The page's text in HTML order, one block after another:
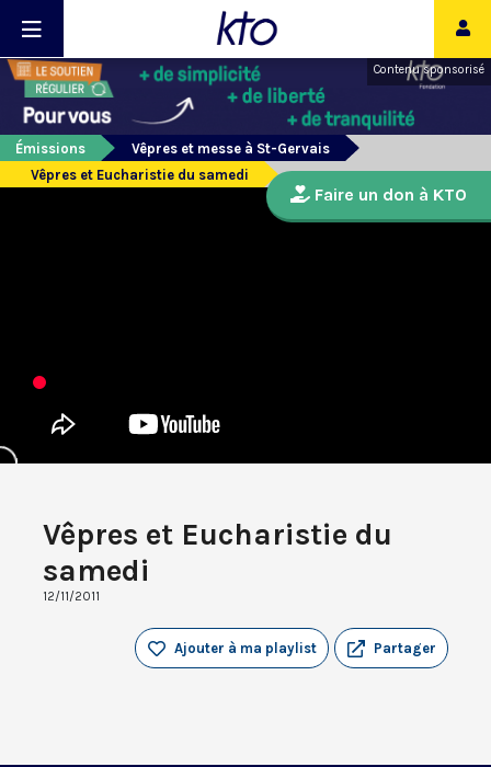
Contenu sponsorisé
Émissions
Vêpres et messe à St-Gervais
Vêpres et Eucharistie du samedi
Vêpres et Eucharistie du
samedi
12/11/2011
Partager
Ajouter à ma playlist
Faire un don à KTO